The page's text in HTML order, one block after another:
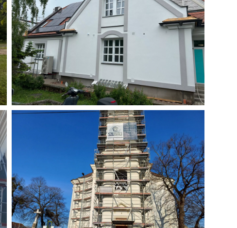
Közösségi épület
Révfülöp Községháza energetikai
korszerűsítése